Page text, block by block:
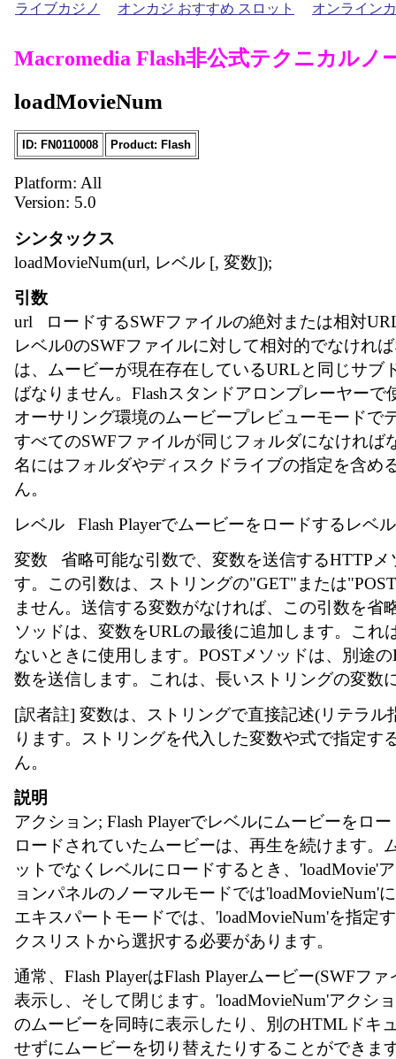
ライブカジノ オンカジ おすすめ スロット オンライン
Macromedia Flash非公式テクニカルノ
loadMovieNum
ID: FN0110008 Product: Flash
Platform: All
Version: 5.0
シンタックス
loadMovieNum(url, レベル [, 変数]);
引数
url ロードするSWFファイルの絶対または相対
レベル0のSWFファイルに対して相対的でなけれ
は、ムービーが現在存在しているURLと同じサブ
ばなりません。Flashスタンドアロンプレーヤーで
オーサリング環境のムービープレビューモードで
すべてのSWFファイルが同じフォルダになければ
名にはフォルダやディスクドライブの指定を含め
ん。
レベル Flash Playerでムービーをロードするレベ
変数 省略可能な引数で、変数を送信するHTTPメ
す。この引数は、ストリングの"GET"または
ません。送信する変数がなければ、この引数を省
ソッドは、変数をURLの最後に追加します。これ
ないときに使用します。POSTメソッドは、別途
数を送信します。これは、長いストリングの変数
[訳者註] 変数は、ストリングで直接記述(リテラル
ります。ストリングを代入した変数や式で指定す
ん。
説明
アクション; Flash Playerでレベルにムービーをロ
ロードされていたムービーは、再生を続けます。
ットでなくレベルにロードするとき、'loadMovie'
ョンパネルのノーマルモードでは'loadMovieNum'
エキスパートモードでは、'loadMovieNum'を指定
クスリストから選択する必要があります。
通常、Flash PlayerはFlash Playerムービー(SWFフ
表示し、そして閉じます。'loadMovieNum'アクシ
のムービーを同時に表示したり、別のHTMLドキ
せずにムービーを切り替えたりすることができま